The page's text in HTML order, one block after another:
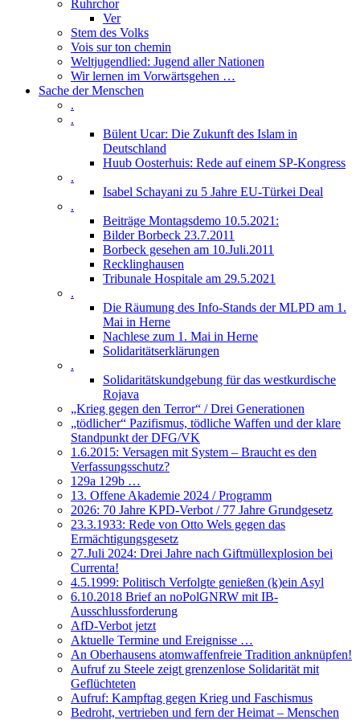
Ruhrchor
Ver
Stem des Volks
Vois sur ton chemin
Weltjugendlied: Jugend aller Nationen
Wir lernen im Vorwärtsgehen …
Sache der Menschen
.
.
Bülent Ucar: Die Zukunft des Islam in
Deutschland
Huub Oosterhuis: Rede auf einem SP-Kongress
.
Isabel Schayani zu 5 Jahre EU-Türkei Deal
.
Beiträge Montagsdemo 10.5.2021:
Bilder Borbeck 23.7.2011
Borbeck gesehen am 10.Juli.2011
Recklinghausen
Tribunale Hospitale am 29.5.2021
.
Die Räumung des Info-Stands der MLPD am 1.
Mai in Herne
Nachlese zum 1. Mai in Herne
Solidaritätserklärungen
.
Solidaritätskundgebung für das westkurdische
Rojava
„Krieg gegen den Terror“ / Drei Generationen
„tödlicher“ Pazifismus, tödliche Waffen und der klare
Standpunkt der DFG/VK
1.6.2015: Versagen mit System – Braucht es den
Verfassungsschutz?
129a 129b …
13. Offene Akademie 2024 / Programm
2026: 70 Jahre KPD-Verbot / 77 Jahre Grundgesetz
23.3.1933: Rede von Otto Wels gegen das
Ermächtigungsgesetz
27.Juli 2024: Drei Jahre nach Giftmüllexplosion bei
Currenta!
4.5.1999: Politisch Verfolgte genießen (k)ein Asyl
6.10.2018 Brief an noPolGNRW mit IB-
Ausschlussforderung
AfD-Verbot jetzt
Aktuelle Termine und Ereignisse …
An Oberhausens atomwaffenfreie Tradition anknüpfen!
Aufruf zu Steele zeigt grenzenlose Solidarität mit
Geflüchteten
Aufruf: Kampftag gegen Krieg und Faschismus
Bedroht, vertrieben und fern der Heimat – Menschen